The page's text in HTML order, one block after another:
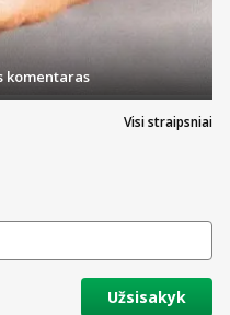
Visi straipsniai
komentaras
Užsisakyk